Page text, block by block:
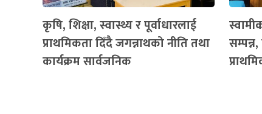
कृषि, शिक्षा, स्वास्थ्य र पूर्वाधारलाई
प्राथमिकता दिँदै जगन्नाथको नीति तथा
कार्यक्रम सार्वजनिक